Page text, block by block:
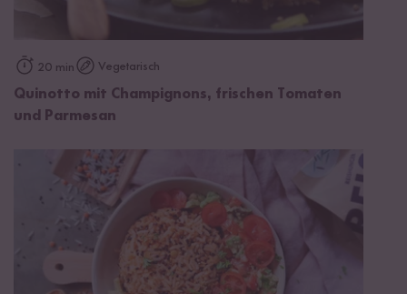
20 min Vegetarisch
Quinotto mit Champignons, frischen Tomaten
und Parmesan